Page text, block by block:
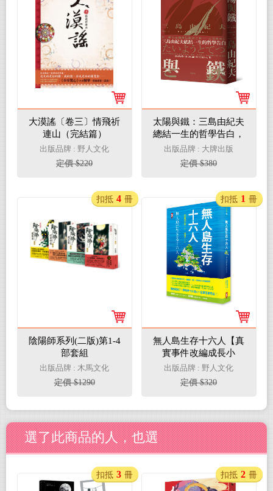
大漠謠〔卷三〕情飛祈
連山（完結篇）
出版品牌 : 野人文化
定價 $220
太陽與鐵：三島由紀夫
總結一生的哲學告白，
獨家收錄三島文明論巨
作《行動學入門》【精
裝典藏版】
出版品牌 : 大牌出版
定價 $380
陰陽師系列(二版)第1-4
部套組
出版品牌 : 木馬文化
定價 $1290
扣抵 4 冊
無人島生存十六人【真
實事件改編成長小
說】：一段勇氣、信
心、合作的250天冒險
旅程
出版品牌 : 野人文化
定價 $320
扣抵 1 冊
選了此商品的人，也選
扣抵 3 冊 扣抵 2 冊